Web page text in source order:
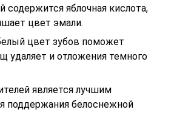
содержится яблочная кислота,
цвет эмали.
цвет зубов поможет
удаляет и отложения темного
является лучшим
поддержания белоснежной